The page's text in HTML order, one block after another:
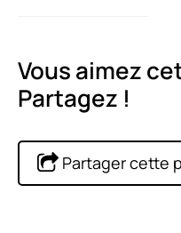
Vous aimez
Partagez !
Partager cette